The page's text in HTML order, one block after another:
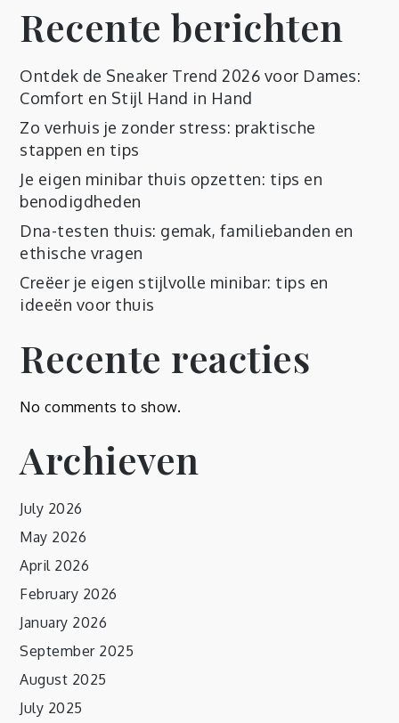
Recente berichten
Ontdek de Sneaker Trend 2026 voor Dames:
Comfort en Stijl Hand in Hand
Zo verhuis je zonder stress: praktische
stappen en tips
Je eigen minibar thuis opzetten: tips en
benodigdheden
Dna-testen thuis: gemak, familiebanden en
ethische vragen
Creëer je eigen stijlvolle minibar: tips en
ideeën voor thuis
Recente reacties
No comments to show.
Archieven
July 2026
May 2026
April 2026
February 2026
January 2026
September 2025
August 2025
July 2025